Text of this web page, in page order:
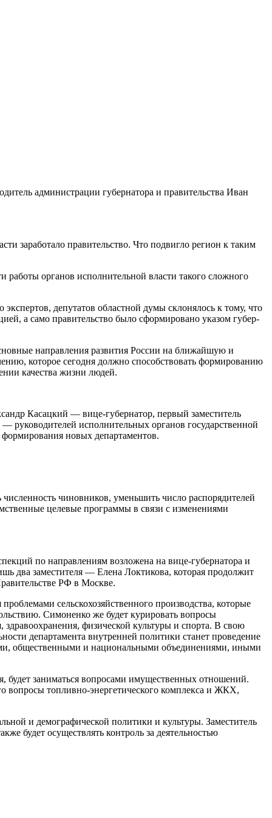
адми­нистрации губернатора и прави­тельства Иван
заработало правительство. Что подвигло регион к таким
органов исполнительной власти такого сложного
депутатов област­ной думы склонялось к тому, что
а само правительство было сформировано указом губер­
направления развития России на ближайшую и
которое сегодня должно способствовать формирова­нию
качества жизни людей.
Касацкий — вице-губернатор, первый заместитель
— руководите­лей исполнительных органов государствен­ной
формирования новых департаментов.
чиновников, умень­шить число распорядителей
целевые программы в связи с изменениями
по направлениям возложена на вице-губернатора и
два замес­тителя — Елена Локтикова, которая продолжит
РФ в Москве.
сельскохозяйствен­ного производства, которые
Симоненко же будет куриро­вать вопросы
здравоохране­ния, физической куль­туры и спорта. В свою
департамента внут­ренней политики станет проведение
общественны­ми и нацио­нальными объ­единениями, иными
заниматься вопроса­ми имущественных отноше­ний.
вопро­сы топливно-энергетического комплекса и ЖКХ,
и демографической полити­ки и культуры. Заместитель
будет осуществлять контроль за деятельностью